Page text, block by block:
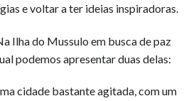
e voltar a ter ideias inspiradoras.
Ilha do Mussulo em busca de paz
podemos apresentar duas delas:
cidade bastante agitada, com um